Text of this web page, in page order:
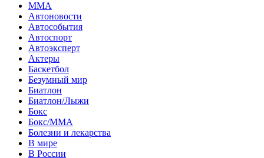
MMA
Автоновости
Автособытия
Автоспорт
Автоэксперт
Актеры
Баскетбол
Безумный мир
Биатлон
Биатлон/Лыжи
Бокс
Бокс/MMA
Болезни и лекарства
В мире
В России